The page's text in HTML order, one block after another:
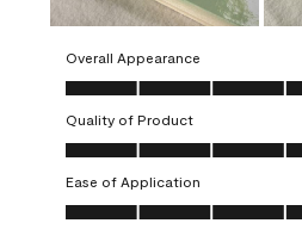
Overall Appearance
Overall Appearance, 5.0 out of 5
Quality of Product
Quality of Product, 5.0 out of 5
Ease of Application
Ease of Application, 5.0 out of 5